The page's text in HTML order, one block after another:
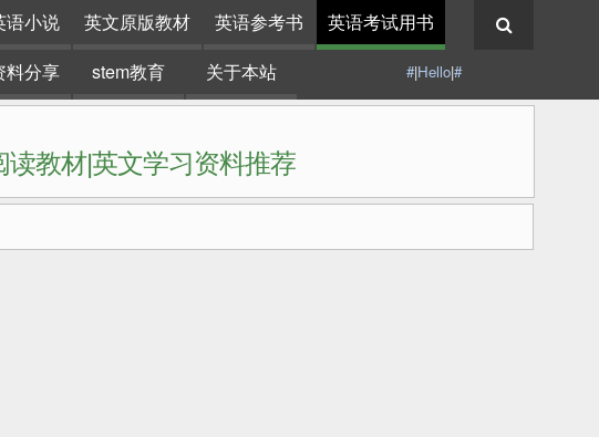
语小说 英文原版教材 英语参考书
英语考试用书
料分享 stem教育 关于本站 #|Hello|#
教材|英文学习资料推荐